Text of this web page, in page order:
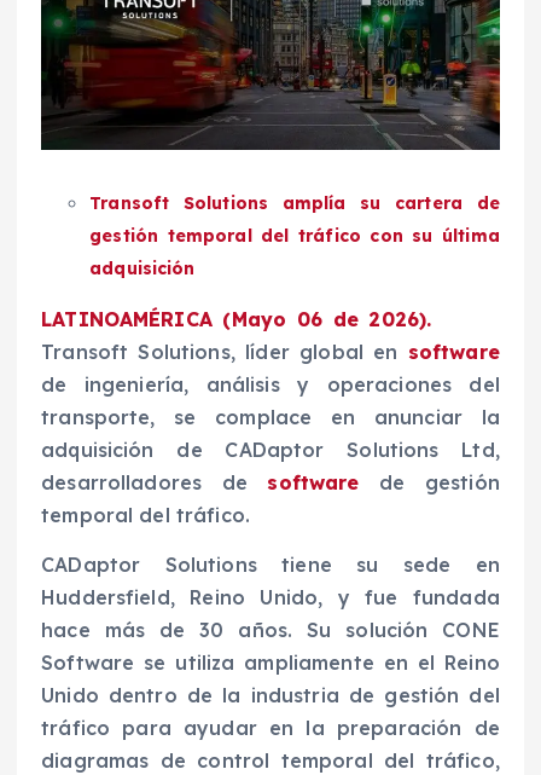
Transoft Solutions amplía su cartera de
gestión temporal del tráfico con su última
adquisición
LATINOAMÉRICA (Mayo 06 de 2026).
Transoft Solutions, líder global en software
de ingeniería, análisis y operaciones del
transporte, se complace en anunciar la
adquisición de CADaptor Solutions Ltd,
desarrolladores de software de gestión
temporal del tráfico.
CADaptor Solutions tiene su sede en
Huddersfield, Reino Unido, y fue fundada
hace más de 30 años. Su solución CONE
Software se utiliza ampliamente en el Reino
Unido dentro de la industria de gestión del
tráfico para ayudar en la preparación de
diagramas de control temporal del tráfico,